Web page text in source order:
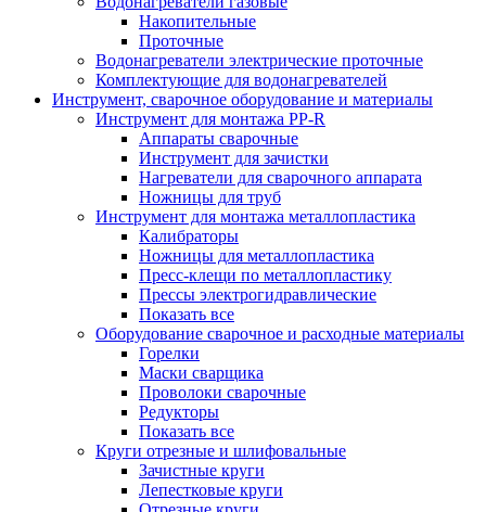
Накопительные
Проточные
Водонагреватели электрические проточные
Комплектующие для водонагревателей
Инструмент, сварочное оборудование и материалы
Инструмент для монтажа PP-R
Аппараты сварочные
Инструмент для зачистки
Нагреватели для сварочного аппарата
Ножницы для труб
Инструмент для монтажа металлопластика
Калибраторы
Ножницы для металлопластика
Пресс-клещи по металлопластику
Прессы электрогидравлические
Показать все
Оборудование сварочное и расходные материалы
Горелки
Маски сварщика
Проволоки сварочные
Редукторы
Показать все
Круги отрезные и шлифовальные
Зачистные круги
Лепестковые круги